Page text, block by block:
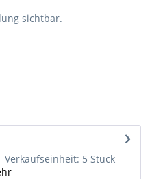
sichtbar.
5 Stück